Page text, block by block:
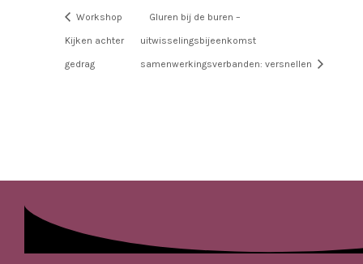
Workshop
Kijken achter
gedrag
Gluren bij de buren –
uitwisselingsbijeenkomst
samenwerkingsverbanden: versnellen